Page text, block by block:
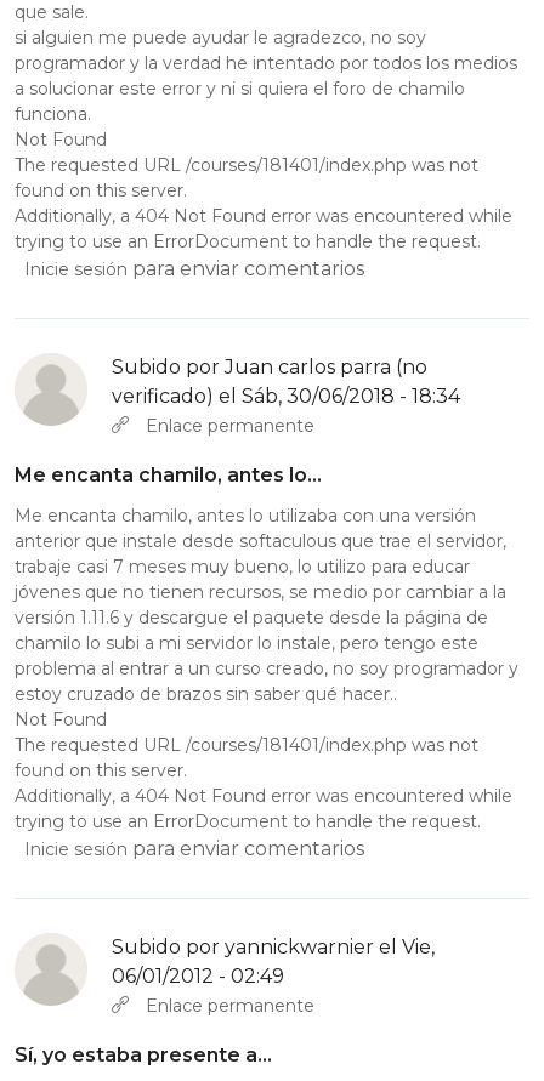
que sale.
si alguien me puede ayudar le agradezco, no soy
programador y la verdad he intentado por todos los medios
a solucionar este error y ni si quiera el foro de chamilo
funciona.
Not Found
The requested URL /courses/181401/index.php was not
found on this server.
Additionally, a 404 Not Found error was encountered while
trying to use an ErrorDocument to handle the request.
Inicie sesión para enviar comentarios
Subido porJuan carlos parra (no
verificado) el Sáb, 30/06/2018 - 18:34
Enlace permanente
Me encanta chamilo, antes lo…
Me encanta chamilo, antes lo utilizaba con una versión
anterior que instale desde softaculous que trae el servidor,
trabaje casi 7 meses muy bueno, lo utilizo para educar
jóvenes que no tienen recursos, se medio por cambiar a la
versión 1.11.6 y descargue el paquete desde la página de
chamilo lo subi a mi servidor lo instale, pero tengo este
problema al entrar a un curso creado, no soy programador y
estoy cruzado de brazos sin saber qué hacer..
Not Found
The requested URL /courses/181401/index.php was not
found on this server.
Additionally, a 404 Not Found error was encountered while
trying to use an ErrorDocument to handle the request.
Inicie sesión para enviar comentarios
Subido por yannickwarnier el Vie,
06/01/2012 - 02:49
Enlace permanente
Sí, yo estaba presente a…